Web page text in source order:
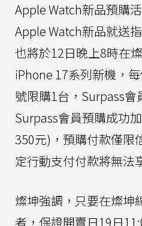
Apple Watch新品預購
Apple Watch新品就送
也將於12日晚上8時在
iPhone 17系列新機，
號限購1台，Surpass會
Surpass會員預購成功
350元)，預購付款僅限
定行動支付付款將無法
燦坤強調，只要在燦坤
者，保證開賣日19日